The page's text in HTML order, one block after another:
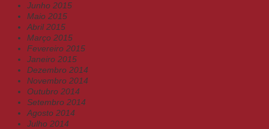
Junho 2015
Maio 2015
Abril 2015
Março 2015
Fevereiro 2015
Janeiro 2015
Dezembro 2014
Novembro 2014
Outubro 2014
Setembro 2014
Agosto 2014
Julho 2014